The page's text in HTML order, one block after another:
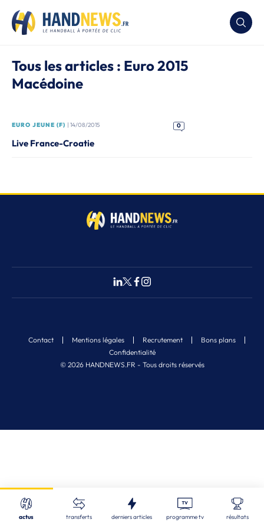
Recherche
Tous les articles : Euro 2015
Macédoine
EURO JEUNE (F) | 14/08/2015 0
Live France-Croatie
© 2026 HANDNEWS.FR - Tous droits réservés
Contact Mentions légales Recrutement
Bons plans
Confidentialité
actus transferts derniers articles programme tv résultats
Nos derniers articles
STL | 06/08/2026